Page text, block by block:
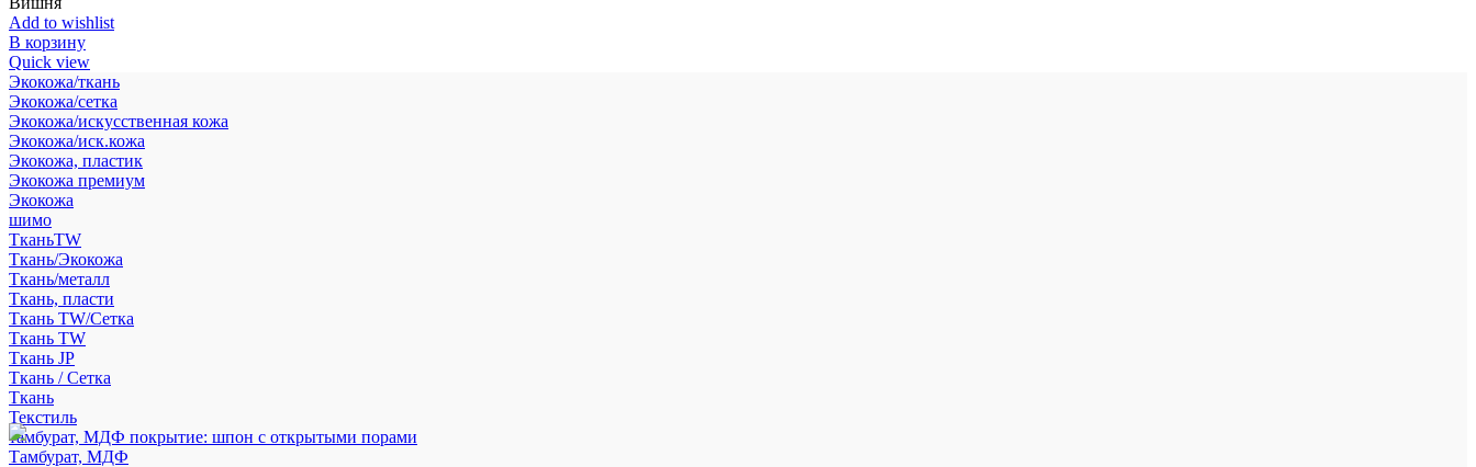
Add to wishlist
В корзину
Quick view
Экокожа/ткань
Экокожа/сетка
Экокожа/искусственная кожа
Экокожа/иск.кожа
Экокожа, пластик
Экокожа премиум
Экокожа
шимо
ТканьTW
Ткань/Экокожа
Ткань/металл
Ткань, пласти
Ткань TW/Сетка
Ткань TW
Ткань JP
Ткань / Сетка
Ткань
Текстиль
тамбурат, МДФ покрытие: шпон с открытыми порами
Тамбурат, МДФ